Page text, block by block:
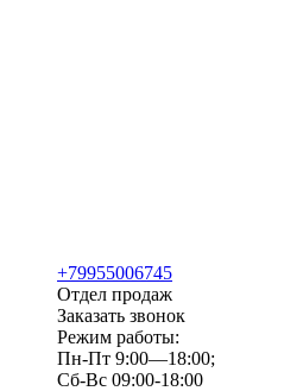
+79955006745
Отдел продаж
Заказать звонок
Режим работы:
Пн-Пт 9:00—18:00;
Сб-Вс 09:00-18:00